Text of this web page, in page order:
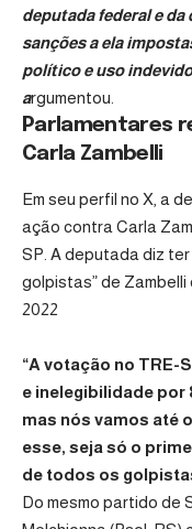
deputada federal e
sanções a ela
político e uso
argumentou.
Parlamentares
Carla Zambelli
Em seu perfil no X, a
ação contra Carla
SP. A deputada diz
golpistas” de
2022
“A votação no TRE-
e inelegibilidade por
mas nós vamos até
esse, seja só o
de todos os
Do mesmo partido de